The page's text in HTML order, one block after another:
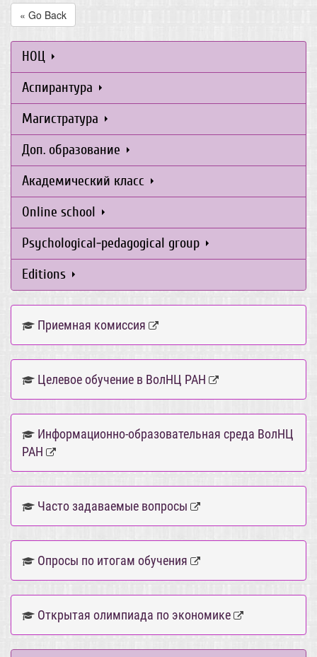
« Go Back
НОЦ
Аспирантура
Магистратура
Доп. образование
Академический класс
Online school
Psychological-pedagogical group
Editions
Приемная комиссия
Целевое обучение в ВолНЦ РАН
Информационно-образовательная среда ВолНЦ
РАН
Часто задаваемые вопросы
Опросы по итогам обучения
Открытая олимпиада по экономике